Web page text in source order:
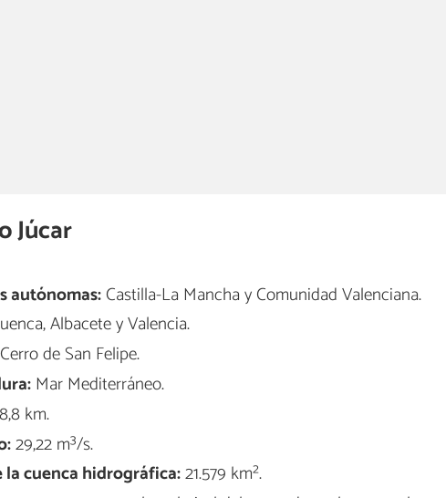
Júcar
autónomas:Castilla-La Mancha y Comunidad Valenciana.
Albacete y Valencia.
de San Felipe.
Mar Mediterráneo.
km.
29,22 m³/s.
la cuenca hidrográfica:21.579 km².